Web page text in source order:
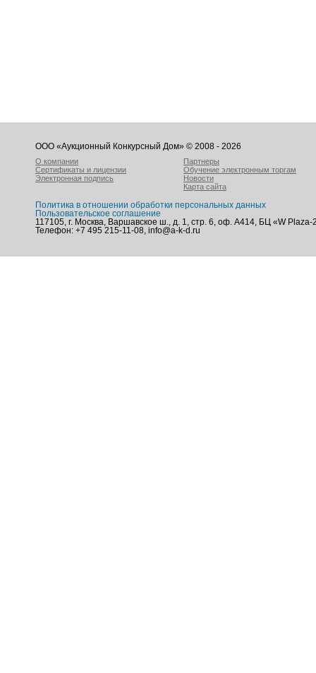
ООО «Аукционный Конкурсный Дом» © 2008 - 2026
О компании
Сертификаты и лицензии
Электронная подпись
Партнеры
Обучение электронным торгам
Новости
Карта сайта
Политика в отношении обработки персональных данных
Пользовательское соглашение
117105, г. Москва, Варшавское ш., д. 1, стр. 6, оф. А414, БЦ «W Plaza-
Телефон: +7 495 215-11-08, info@a-k-d.ru